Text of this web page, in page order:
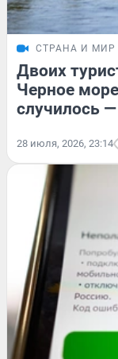
СТРАНА И МИР
Двоих
Черное
случилось
28 июля, 2026, 23:14